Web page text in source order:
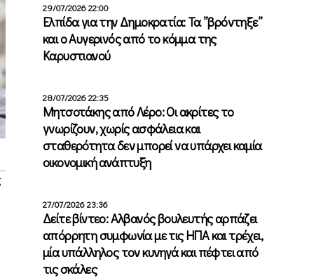
29/07/2026 22:00
Ελπίδα για την Δημοκρατία: Τα ”βρόντηξε”
και ο Αυγερινός από το κόμμα της
Καρυστιανού
28/07/2026 22:35
Μητσοτάκης από Λέρο: Οι ακρίτες το
γνωρίζουν, χωρίς ασφάλεια και
σταθερότητα δεν μπορεί να υπάρχει καμία
οικονομική ανάπτυξη
27/07/2026 23:36
Δείτε βίντεο: Αλβανός βουλευτής αρπάζει
απόρρητη συμφωνία με τις ΗΠΑ και τρέχει,
μία υπάλληλος τον κυνηγά και πέφτει από
τις σκάλες